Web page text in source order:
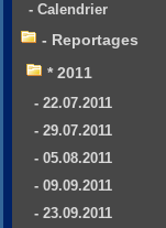
- Calendrier
- Reportages
* 2011
- 22.07.2011
- 29.07.2011
- 05.08.2011
- 09.09.2011
- 23.09.2011